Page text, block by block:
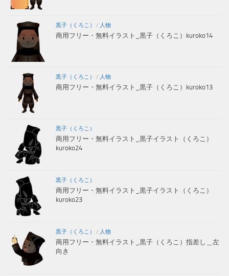
黒子（くろこ） / 人物
商用フリー・無料イラスト_黒子（くろこ）kuroko14
黒子（くろこ） / 人物
商用フリー・無料イラスト_黒子（くろこ）kuroko13
黒子（くろこ）
商用フリー・無料イラスト_黒子イラスト（くろこ）
kuroko24
黒子（くろこ）
商用フリー・無料イラスト_黒子イラスト（くろこ）
kuroko23
黒子（くろこ） / 人物
商用フリー・無料イラスト_黒子（くろこ）指差し＿左
向き